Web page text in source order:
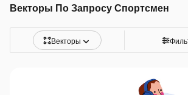
Векторы По Запросу Спортсмен
Векторы